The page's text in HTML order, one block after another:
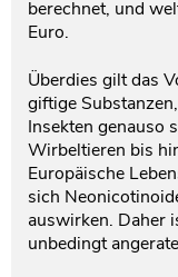
berechnet, und
Euro.
Überdies gilt das
giftige
Insekten genauso
Wirbeltieren bis
Europäische
sich
auswirken. Daher
unbedingt